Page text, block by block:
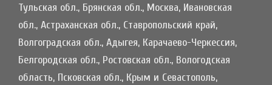
Тульская обл., Брянская обл., Москва, Ивановская
обл., Астраханская обл., Ставропольский край,
Волгоградская обл., Адыгея, Карачаево-Черкессия,
Белгородская обл., Ростовская обл., Вологодская
область, Псковская обл., Крым и Севастополь,